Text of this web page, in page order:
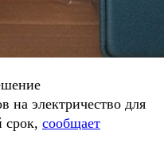
на электричество для
срок, сообщает